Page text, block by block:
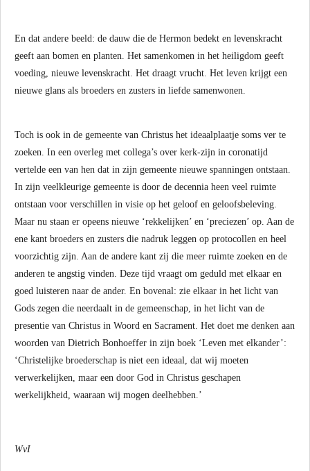
En dat andere beeld: de dauw die de Hermon bedekt en levenskracht
geeft aan bomen en planten. Het samenkomen in het heiligdom geeft
voeding, nieuwe levenskracht. Het draagt vrucht. Het leven krijgt een
nieuwe glans als broeders en zusters in liefde samenwonen.
Toch is ook in de gemeente van Christus het ideaalplaatje soms ver te
zoeken. In een overleg met collega’s over kerk-zijn in coronatijd
vertelde een van hen dat in zijn gemeente nieuwe spanningen ontstaan.
In zijn veelkleurige gemeente is door de decennia heen veel ruimte
ontstaan voor verschillen in visie op het geloof en geloofsbeleving.
Maar nu staan er opeens nieuwe ‘rekkelijken’ en ‘preciezen’ op. Aan de
ene kant broeders en zusters die nadruk leggen op protocollen en heel
voorzichtig zijn. Aan de andere kant zij die meer ruimte zoeken en de
anderen te angstig vinden. Deze tijd vraagt om geduld met elkaar en
goed luisteren naar de ander. En bovenal: zie elkaar in het licht van
Gods zegen die neerdaalt in de gemeenschap, in het licht van de
presentie van Christus in Woord en Sacrament. Het doet me denken aan
woorden van Dietrich Bonhoeffer in zijn boek ‘Leven met elkander’:
‘Christelijke broederschap is niet een ideaal, dat wij moeten
verwerkelijken, maar een door God in Christus geschapen
werkelijkheid, waaraan wij mogen deelhebben.’
WvI